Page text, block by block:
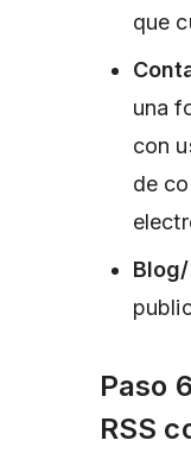
que
una
con
de
Paso
RSS